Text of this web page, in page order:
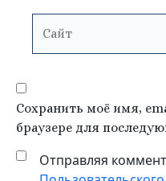
Сохранить моё имя,
браузере для
Отправляя